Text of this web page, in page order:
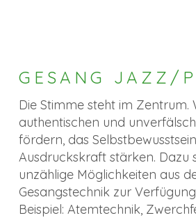
GESANG JAZZ/
Die Stimme steht im Zentrum.
authentischen und
fördern, das
Ausdruckskraft stärken. Dazu
unzählige Möglichkeiten aus
Gesangstechnik zur
Beispiel: Atemtechnik,